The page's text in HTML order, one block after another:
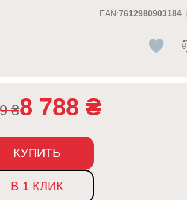
EAN:7612980903184
₴8 788 ₴
КУПИТЬ
В 1 КЛИК